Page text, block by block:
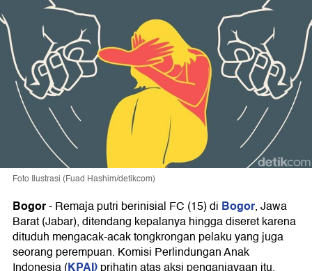
Foto Ilustrasi (Fuad Hashim/detikcom)
Bogor-Remaja putri berinisial FC (15) di Bogor, Jawa
Barat (Jabar), ditendang kepalanya hingga diseret karena
dituduh mengacak-acak tongkrongan pelaku yang juga
seorang perempuan. Komisi Perlindungan Anak
Indonesia (KPAI)prihatin atas aksi penganiayaan itu.